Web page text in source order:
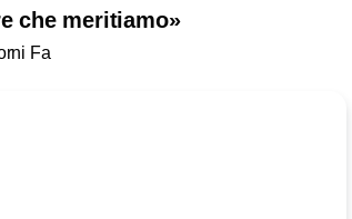
che meritiamo»
Fa